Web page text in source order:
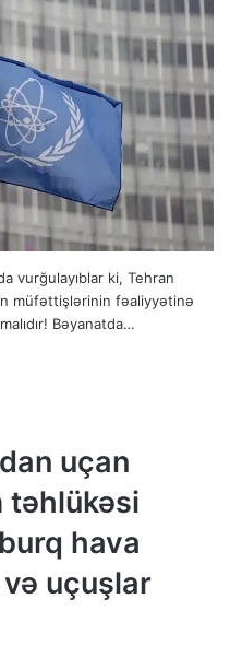
vurğulayıblar ki, Tehran
müfəttişlərinin fəaliyyətinə
Bəyanatda…
uçan
təhlükəsi
hava
və uçuşlar